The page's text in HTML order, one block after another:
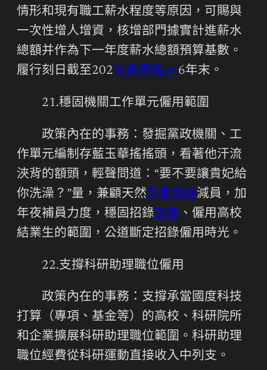
情形和現有職工薪水程度等原因，可賜與
一次性增人增資，核增部門據實計進薪水
總額并作為下一年度薪水總額預算基數。
履行刻日截至202包養價格ptt6年末。
21.穩固機關工作單元僱用範圍
政策內在的事務：發掘黨政機關、工
作單元編制存藍玉華搖搖頭，看著他汗流
浹背的額頭，輕聲問道：“要不要讓貴妃給
你洗澡？”量，兼顧天然包養情婦減員，加
年夜補員力度，穩固招錄包養 、僱用高校
結業生的範圍，公道斷定招錄僱用時光。
22.支撐科研助理職位僱用
政策內在的事務：支撐承當國度科技
打算（專項、基金等）的高校、科研院所
和企業擴展科研助理職位範圍。科研助理
職位經費從科研運動直接收入中列支。